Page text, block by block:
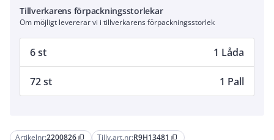
Artikelnr:2200826 content_copy Tillv.art.nr:R9H13481 content_copy
Tillverkarens förpackningsstorlekar
Om möjligt levererar vi i tillverkarens förpackningsstorlek
6 st 1 Låda
72 st 1 Pall